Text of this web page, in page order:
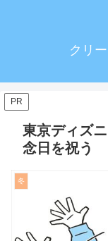
クリ
PR
東京ディズ
念日を祝う
冬